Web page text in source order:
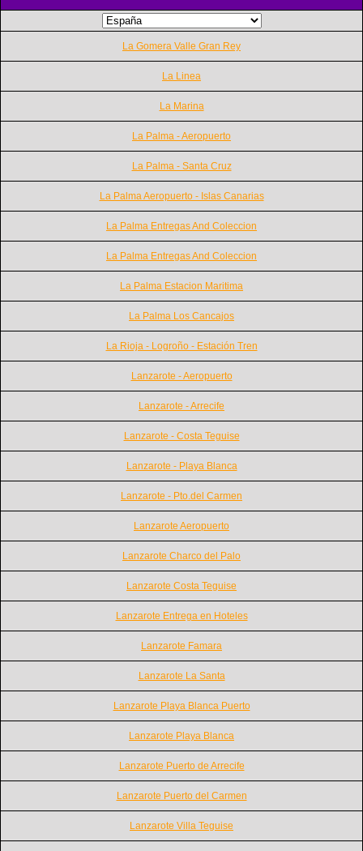
La Gomera Valle Gran Rey
La Linea
La Marina
La Palma - Aeropuerto
La Palma - Santa Cruz
La Palma Aeropuerto - Islas Canarias
La Palma Entregas And Coleccion
La Palma Entregas And Coleccion
La Palma Estacion Maritima
La Palma Los Cancajos
La Rioja - Logroño - Estación Tren
Lanzarote - Aeropuerto
Lanzarote - Arrecife
Lanzarote - Costa Teguise
Lanzarote - Playa Blanca
Lanzarote - Pto.del Carmen
Lanzarote Aeropuerto
Lanzarote Charco del Palo
Lanzarote Costa Teguise
Lanzarote Entrega en Hoteles
Lanzarote Famara
Lanzarote La Santa
Lanzarote Playa Blanca Puerto
Lanzarote Playa Blanca
Lanzarote Puerto de Arrecife
Lanzarote Puerto del Carmen
Lanzarote Villa Teguise